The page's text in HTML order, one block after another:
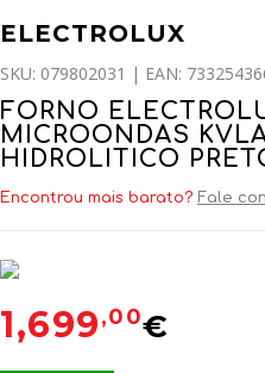
ELECTROLUX
SKU: 079802031 | EAN:
FORNO
MICROONDAS
HIDROLITICO
Encontrou mais barato? Fale
1,699,00€